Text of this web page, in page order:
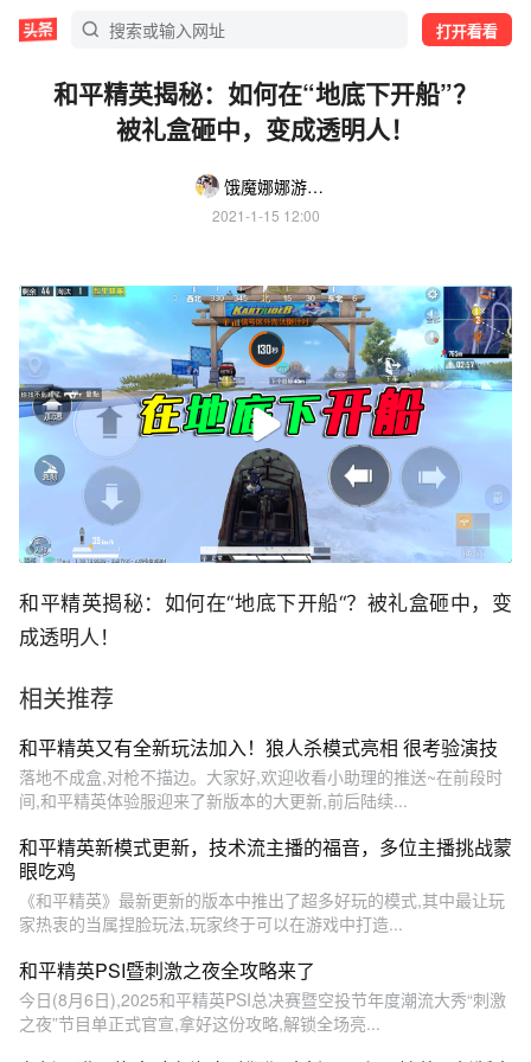
打开看看
和平精英揭秘：如何在“地底下开船”？
被礼盒砸中，变成透明人！
饿魔娜娜游天下
2021-1-15 12:00
和平精英揭秘：如何在“地底下开船“？被礼盒砸中，变
成透明人！
相关推荐
和平精英又有全新玩法加入！狼人杀模式亮相 很考验演技
落地不成盒,对枪不描边。大家好,欢迎收看小助理的推送~在前段时
间,和平精英体验服迎来了新版本的大更新,前后陆续...
和平精英新模式更新，技术流主播的福音，多位主播挑战蒙
眼吃鸡
《和平精英》最新更新的版本中推出了超多好玩的模式,其中最让玩
家热衷的当属捏脸玩法,玩家终于可以在游戏中打造...
和平精英PSI暨刺激之夜全攻略来了
今日(8月6日),2025和平精英PSI总决赛暨空投节年度潮流大秀“刺激
之夜”节目单正式官宣,拿好这份攻略,解锁全场亮...